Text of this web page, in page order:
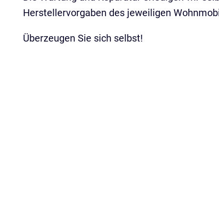
Herstellervorgaben des jeweiligen
Überzeugen Sie sich selbst!